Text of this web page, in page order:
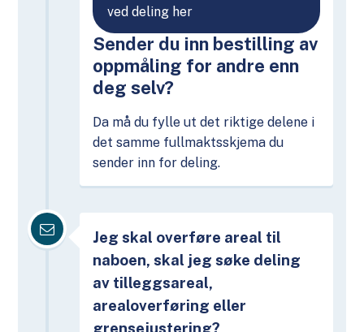
ved deling her
Sender du inn bestilling av
oppmåling for andre enn
deg selv?
Da må du fylle ut det riktige delene i
det samme fullmaktsskjema du
sender inn for deling.
Jeg skal overføre areal til
naboen, skal jeg søke deling
av tilleggsareal,
arealoverføring eller
grensejustering?